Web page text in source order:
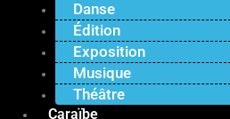
Danse
Édition
Exposition
Musique
Théâtre
Caraïbe